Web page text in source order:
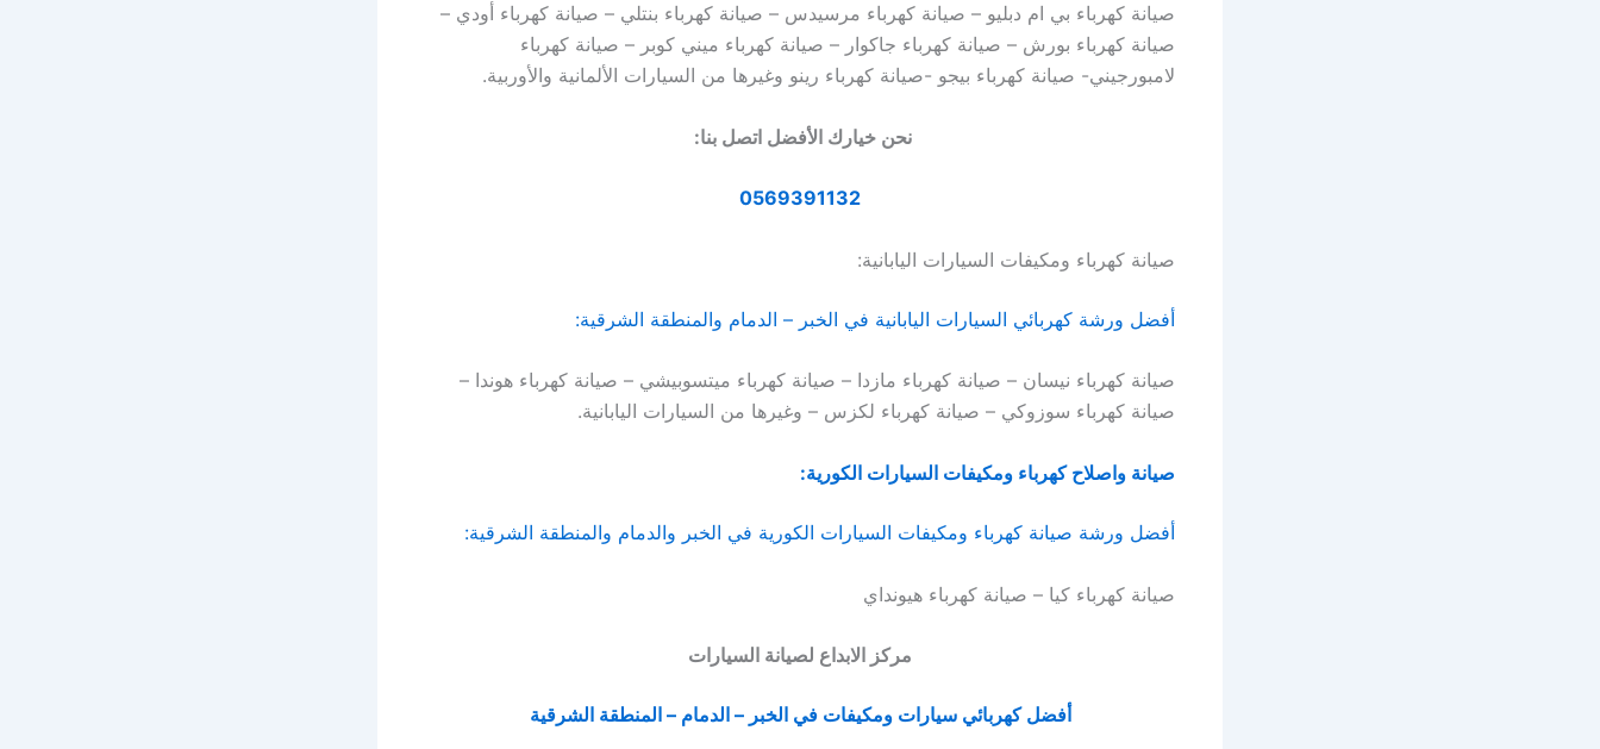
صيانة كهرباء بي ام دبليو – صيانة كهرباء مرسيدس – صيانة كهرباء بنتلي – صيانة كهرباء أودي –
صيانة كهرباء بورش – صيانة كهرباء جاكوار – صيانة كهرباء ميني كوبر – صيانة كهرباء
لامبورجيني- صيانة كهرباء بيجو -صيانة كهرباء رينو وغيرها من السيارات الألمانية والأوربية.
نحن خيارك الأفضل اتصل بنا:
0569391132
صيانة كهرباء ومكيفات السيارات اليابانية:
أفضل ورشة كهربائي السيارات اليابانية في الخبر – الدمام والمنطقة الشرقية:
صيانة كهرباء نيسان – صيانة كهرباء مازدا – صيانة كهرباء ميتسوبيشي – صيانة كهرباء هوندا –
صيانة كهرباء سوزوكي – صيانة كهرباء لكزس – وغيرها من السيارات اليابانية.
صيانة واصلاح كهرباء ومكيفات السيارات الكورية:
أفضل ورشة صيانة كهرباء ومكيفات السيارات الكورية في الخبر والدمام والمنطقة الشرقية:
صيانة كهرباء كيا – صيانة كهرباء هيونداي
مركز الابداع لصيانة السيارات
أفضل كهربائي سيارات ومكيفات في الخبر – الدمام – المنطقة الشرقية